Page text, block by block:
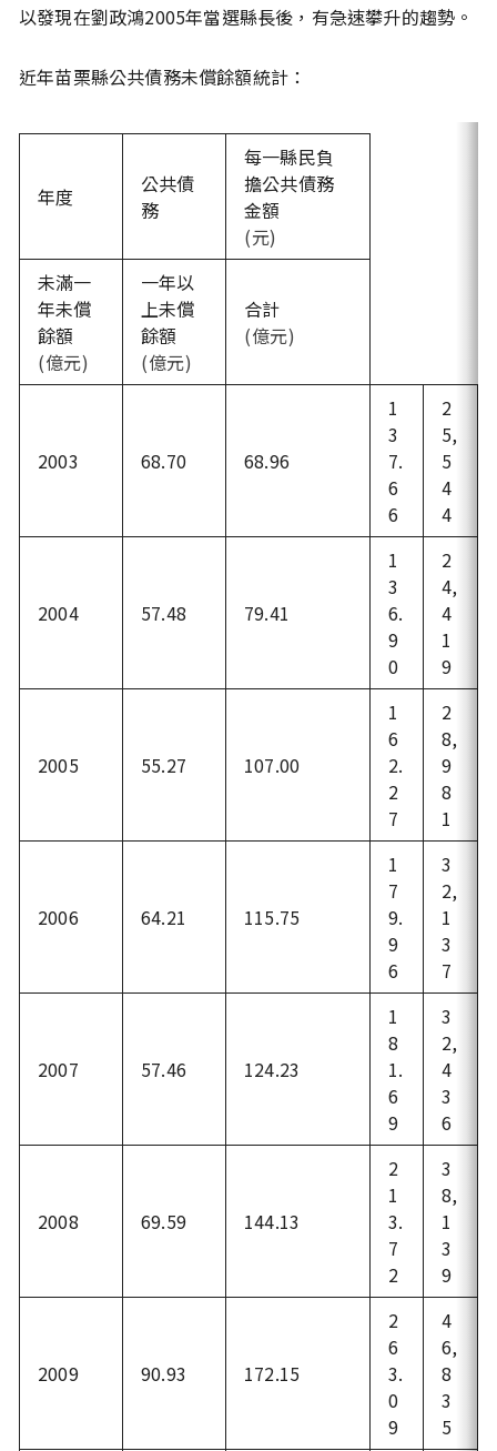
以發現在劉政鴻2005年當選縣長後，有急速攀升的趨勢。
近年苗栗縣公共債務未償餘額統計：
年度
公共債
務
每一縣民負
擔公共債務
金額
(元)
未滿一
年未償
餘額
(億元)
一年以
上未償
餘額
(億元)
合計
(億元)
2003 68.70 68.96
1
3
7.
6
6
2
5,
5
4
4
2004 57.48 79.41
1
3
6.
9
0
2
4,
4
1
9
2005 55.27 107.00
1
6
2.
2
7
2
8,
9
8
1
2006 64.21 115.75
1
7
9.
9
6
3
2,
1
3
7
2007 57.46 124.23
1
8
1.
6
9
3
2,
4
3
6
2008 69.59 144.13
2
1
3.
7
2
3
8,
1
3
9
2009 90.93 172.15
2
6
3.
0
9
4
6,
8
3
5